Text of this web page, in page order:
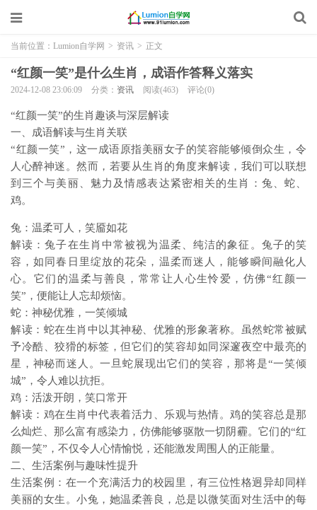
当前位置： Lumion自学网 > 资讯 > 正文
“红颜一笑”是什么生肖，成语作答释义落实
2024-12-08 23:06:09 分类： 资讯 阅读(463) 评论(0)
“红颜一笑”的生肖趣谈与深层解读
一、成语解读与生肖关联
“红颜一笑”，这一成语原指美丽女子的笑容能够倾倒众生，令
人心醉神迷。然而，若要从生肖的角度来解读，我们可以联想
到三个与美丽、魅力及情感表达紧密相关的生肖：兔、蛇、
鸡。
兔：温柔可人，笑靥如花
解读：兔子在生肖中常被视为温柔、纯洁的象征。兔子的笑
容，如同春日里绽放的花朵，温柔而迷人，能够瞬间融化人
心。它们的温柔与善良，常常让人心生怜爱，仿佛“红颜一
笑”，便能让人忘却烦恼。
蛇：神秘优雅，一笑倾城
解读：蛇在生肖中以其神秘、优雅的形象著称。虽然蛇常被赋
予冷酷、狡猾的标签，但它们的笑容却如同深邃夜空中最亮的
星，神秘而迷人。一旦蛇展现出它们的笑容，那将是“一笑倾
城”，令人难以抗拒。
鸡：活泼开朗，笑口常开
解读：鸡在生肖中代表着活力、乐观与热情。鸡的笑容总是那
么灿烂、那么富有感染力，仿佛能够驱散一切阴霾。它们的“红
颜一笑”，不仅令人心情愉悦，还能激发周围人的正能量。
二、生活案例与趣味性提升
生活案例：在一个充满活力的校园里，有三位性格迥异却同样
美丽的女生。小兔，她温柔善良，总是以微笑面对生活中的每